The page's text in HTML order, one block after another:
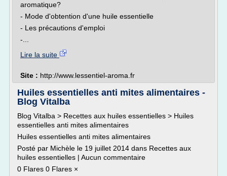
aromatique?
- Mode d'obtention d'une huile essentielle
- Les précautions d'emploi
-...
Lire la suite
Site : http://www.lessentiel-aroma.fr
Huiles essentielles anti mites alimentaires -
Blog Vitalba
Blog Vitalba > Recettes aux huiles essentielles > Huiles
essentielles anti mites alimentaires
Huiles essentielles anti mites alimentaires
Posté par Michèle le 19 juillet 2014 dans Recettes aux
huiles essentielles | Aucun commentaire
0 Flares 0 Flares ×